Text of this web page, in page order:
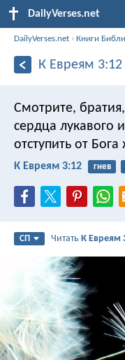
DailyVerses.net
DailyVerses.net ›Книги
К Евреям 3:12
Смотрите,
сердца лукавого
отступить от
К Евреям 3:12 гнев
СП ЧитатьК Евреям